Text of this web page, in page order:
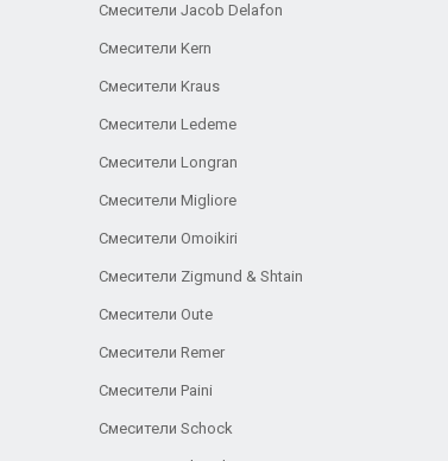
Смесители Jacob Delafon
Смесители Kern
Смесители Kraus
Смесители Ledeme
Смесители Longran
Смесители Migliore
Смесители Omoikiri
Смесители Zigmund & Shtain
Смесители Oute
Смесители Remer
Смесители Paini
Смесители Schock